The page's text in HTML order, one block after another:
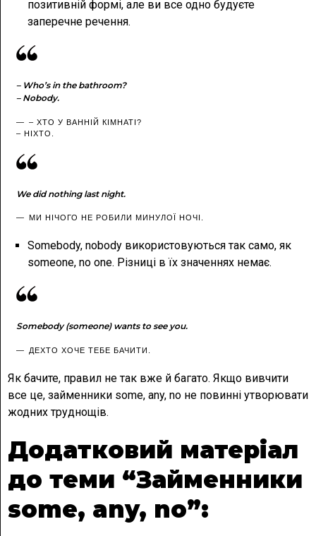
позитивній формі, але ви все одно будуєте
заперечне речення.
– Who’s in the bathroom?
– Nobody.
– ХТО У ВАННІЙ КІМНАТІ?
– НІХТО.
We did nothing last night.
МИ НІЧОГО НЕ РОБИЛИ МИНУЛОЇ НОЧІ.
Somebody, nobody використовуються так само, як
someone, no one. Різниці в їх значеннях немає.
Somebody (someone) wants to see you.
ДЕХТО ХОЧЕ ТЕБЕ БАЧИТИ.
Як бачите, правил не так вже й багато. Якщо вивчити
все це, займенники some, any, no не повинні утворювати
жодних труднощів.
Додатковий матеріал
до теми “Займенники
some, any, no”: